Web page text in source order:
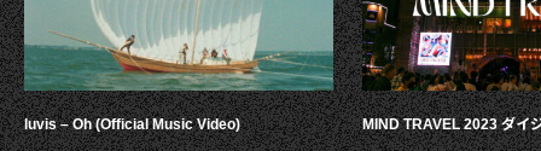
luvis – Oh (Official Music Video) MIND TRAVEL 2023 ダイ